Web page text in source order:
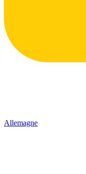
Allemagne